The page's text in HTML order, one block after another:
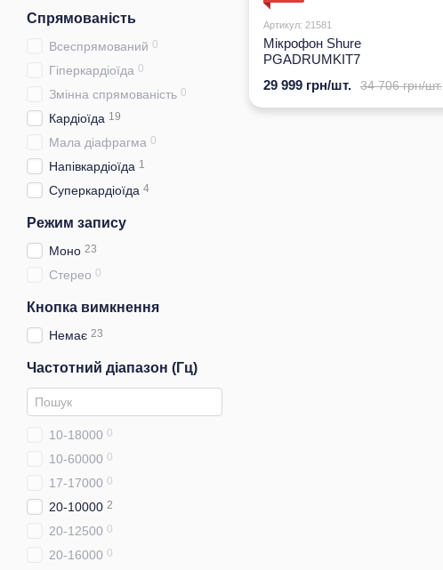
Артикул: 21581
Мікрофон Shure
PGADRUMKIT7
34 706 грн/шт.
29 999 грн/шт.
Спрямованість
Всеспрямований 0
Гіперкардіоїда 0
Змінна спрямованість 0
Кардіоїда 19
Мала діафрагма 0
Напівкардіоїда 1
Суперкардіоїда 4
Режим запису
Моно 23
Стерео 0
Кнопка вимкнення
Немає 23
Частотний діапазон (Гц)
10-18000 0
10-60000 0
17-17000 0
20-10000 2
20-12500 0
20-16000 0